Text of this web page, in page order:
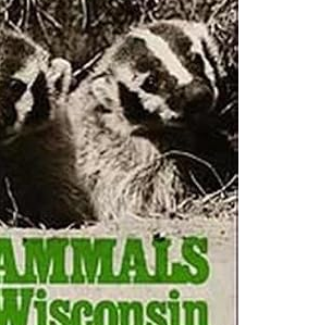
SCHLIESSEN